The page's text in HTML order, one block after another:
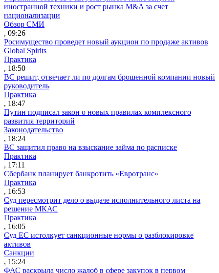
иностранной техники и рост рынка M&A за счет
национализации
Обзор СМИ
, 09:26
Росимущество проведет новый аукцион по продаже активов
Global Spirits
Практика
, 18:50
ВС решит, отвечает ли по долгам брошенной компании новый
руководитель
Практика
, 18:47
Путин подписал закон о новых правилах комплексного
развития территорий
Законодательство
, 18:24
ВС защитил право на взыскание займа по расписке
Практика
, 17:11
Сбербанк планирует банкротить «Евротранс»
Практика
, 16:53
Суд пересмотрит дело о выдаче исполнительного листа на
решение МКАС
Практика
, 16:05
Суд ЕС истолкует санкционные нормы о разблокировке
активов
Санкции
, 15:24
ФАС раскрыла число жалоб в сфере закупок в первом